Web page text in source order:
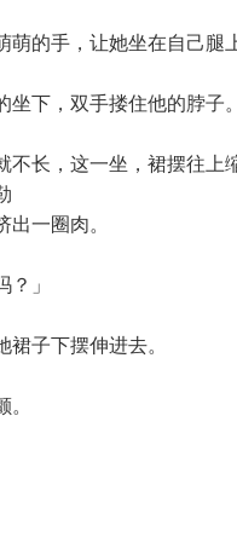
的手，让她坐在自己腿上
下，双手搂住他的脖子。
长，这一坐，裙摆往上
出一圈肉。
」
子下摆伸进去。